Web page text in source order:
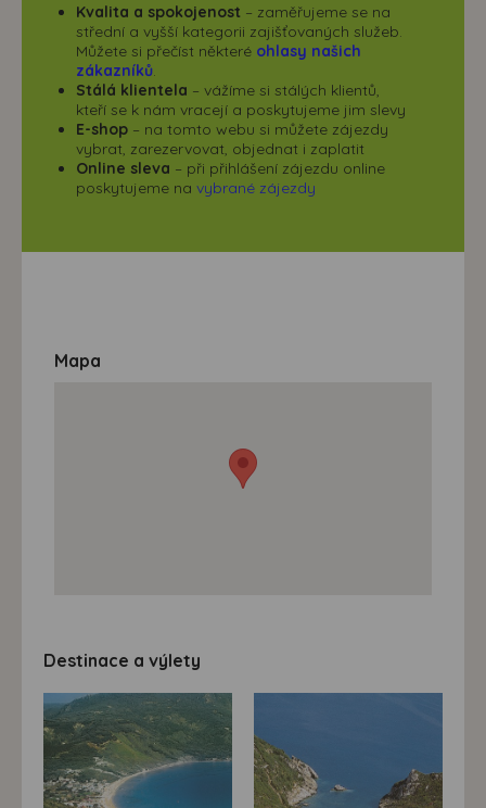
Kvalita a spokojenost – zaměřujeme se na
střední a vyšší kategorii zajišťovaných služeb.
Můžete si přečíst některé ohlasy našich
zákazníků.
Stálá klientela – vážíme si stálých klientů,
kteří se k nám vracejí a poskytujeme jim slevy
E-shop – na tomto webu si můžete zájezdy
vybrat, zarezervovat, objednat i zaplatit
Online sleva – při přihlášení zájezdu online
poskytujeme na vybrané zájezdy
Mapa
Destinace a výlety